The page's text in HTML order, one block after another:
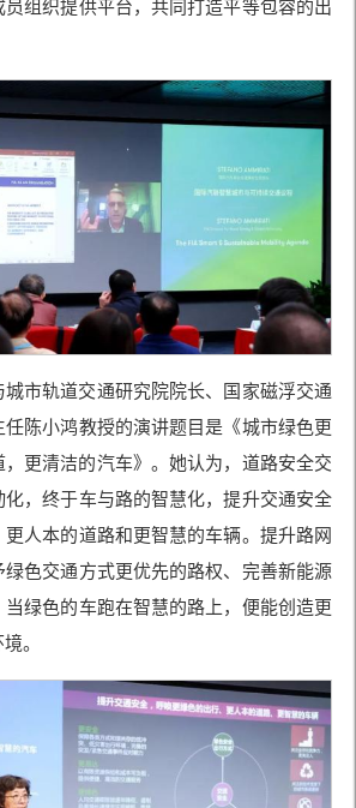
组织提供平台，共同打造平等包容的出
城市轨道交通研究院院长、国家磁浮交通
陈小鸿教授的演讲题目是《城市绿色更
更清洁的汽车》。她认为，道路安全交
，终于车与路的智慧化，提升交通安全
人本的道路和更智慧的车辆。提升路网
色交通方式更优先的路权、完善新能源
绿色的车跑在智慧的路上，便能创造更
。